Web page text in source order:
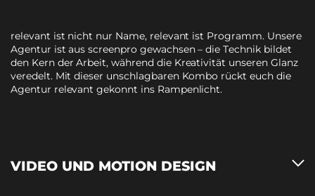
relevant ist nicht nur Name, relevant ist Programm. Unsere
Agentur ist aus screenpro gewachsen – die Technik bildet
den Kern der Arbeit, während die Kreativität unseren Glanz
veredelt. Mit dieser unschlagbaren Kombo rückt euch die
Agentur relevant gekonnt ins Rampenlicht.
VIDEO UND MOTION DESIGN